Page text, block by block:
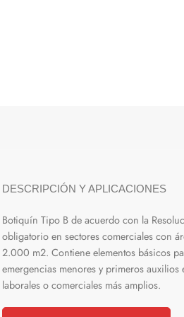
DESCRIPCIÓN Y APLICACIONES
Botiquín Tipo B de acuerdo con la
obligatorio en sectores comerciales con
2.000 m2. Contiene elementos básicos
emergencias menores y primeros auxilios
laborales o comerciales más amplios.